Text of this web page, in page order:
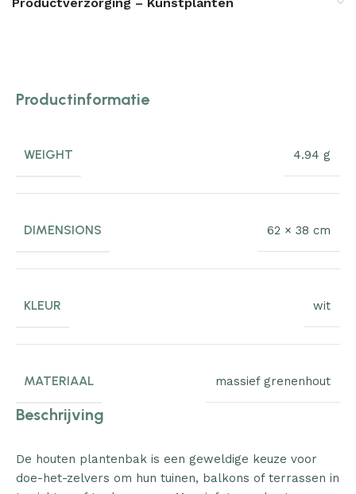
Productinformatie
WEIGHT 4.94 g
DIMENSIONS 62 × 38 cm
KLEUR wit
MATERIAAL massief grenenhout
Beschrijving
De houten plantenbak is een geweldige keuze voor
doe-het-zelvers om hun tuinen, balkons of terrassen in